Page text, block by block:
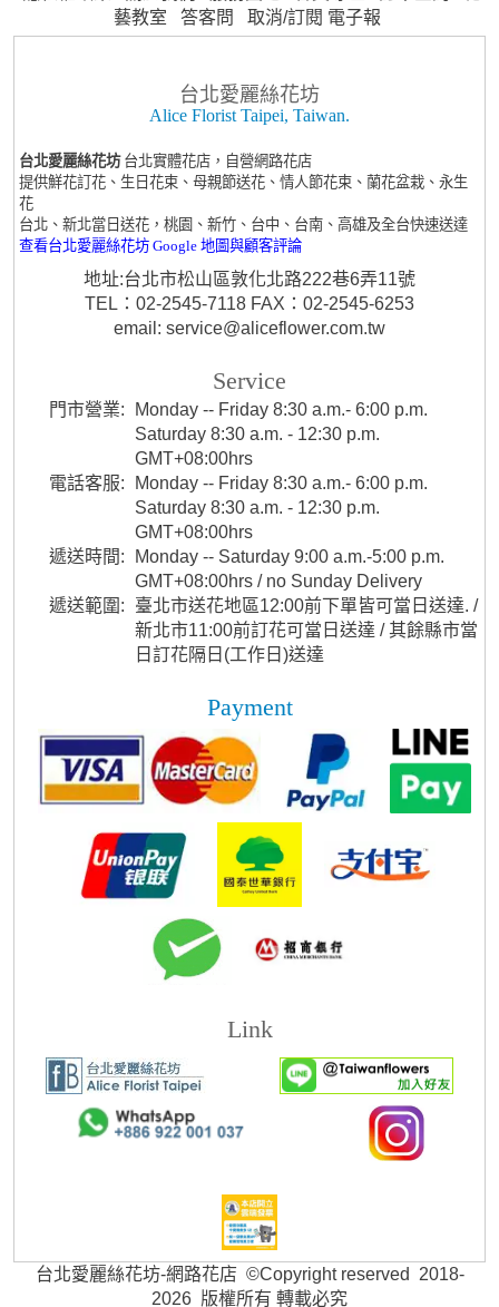
藝教室
答客問 取消/訂閱 電子報
台北愛麗絲花坊
Alice Florist Taipei, Taiwan.
台北愛麗絲花坊 台北實體花店，自營網路花店
提供鮮花訂花、生日花束、母親節送花、情人節花束、蘭花盆栽、永生
花
台北、新北當日送花，桃園、新竹、台中、台南、高雄及全台快速送達
查看台北愛麗絲花坊 Google 地圖與顧客評論
地址:台北市松山區敦化北路222巷6弄11號
TEL：02-2545-7118 FAX：02-2545-6253
email: service@aliceflower.com.tw
Service
門市營業:
Monday -- Friday 8:30 a.m.- 6:00 p.m.
Saturday 8:30 a.m. - 12:30 p.m.
GMT+08:00hrs
電話客服:
Monday -- Friday 8:30 a.m.- 6:00 p.m.
Saturday 8:30 a.m. - 12:30 p.m.
GMT+08:00hrs
遞送時間:
Monday -- Saturday 9:00 a.m.-5:00 p.m.
GMT+08:00hrs / no Sunday Delivery
遞送範圍:
臺北市送花地區12:00前下單皆可當日送達. /
新北市11:00前訂花可當日送達 / 其餘縣市當
日訂花隔日(工作日)送達
Payment
Link
台北愛麗絲花坊-網路花店 ©Copyright reserved 2018-
2026 版權所有 轉載必究